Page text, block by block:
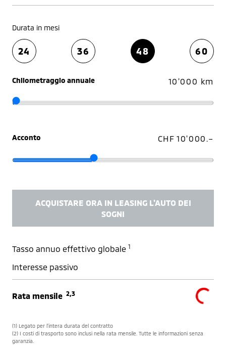
Durata in mesi
24 36 48 60
Chilometraggio annuale 10'000 km
Acconto CHF 10'000.–
ACQUISTARE ORA IN LEASING L'AUTO DEI
SOGNI
Tasso annuo effettivo globale 1
Interesse passivo
Rata mensile 2,3
(1) Legato per l’intera durata del contratto
(2) I costi di trasporto sono inclusi nella rata mensile. Tutte le informazioni senza
garanzia.